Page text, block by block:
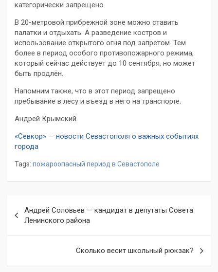
категорически запрещено.
В 20-метровой прибрежной зоне можно ставить
палатки и отдыхать. А разведение костров и
использование открытого огня под запретом. Тем
более в период особого противопожарного режима,
который сейчас действует до 10 сентября, но может
быть продлён.
Напомним также, что в этот период запрещено
пребывание в лесу и въезд в него на транспорте.
Андрей Крымский
«Севкор» — новости Севастополя о важных событиях
города
Tags: пожароопасный период в Севастополе
по
записям
Андрей Соловьев — кандидат в депутаты Совета
Ленинского района
Сколько весит школьный рюкзак?